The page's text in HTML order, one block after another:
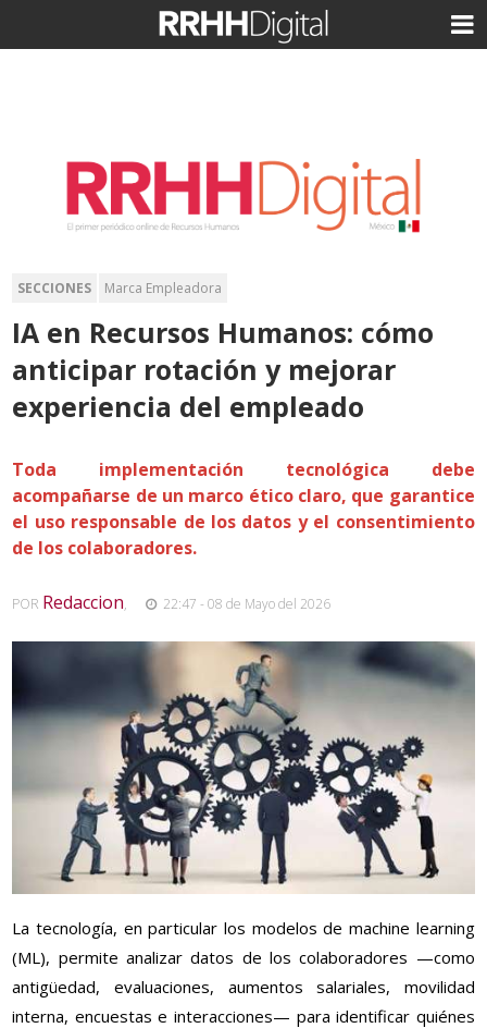
SECCIONES Marca Empleadora
IA en Recursos Humanos: cómo
anticipar rotación y mejorar
experiencia del empleado
Toda implementación tecnológica debe
acompañarse de un marco ético claro, que garantice
el uso responsable de los datos y el consentimiento
de los colaboradores.
POR Redaccion, 22:47 - 08 de Mayo del 2026
La tecnología, en particular los modelos de machine learning
(ML), permite analizar datos de los colaboradores —como
antigüedad, evaluaciones, aumentos salariales, movilidad
interna, encuestas e interacciones— para identificar quiénes